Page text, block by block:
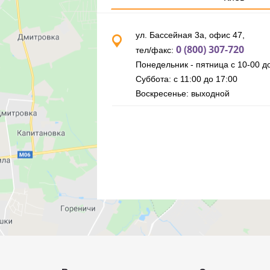
ул. Бассейная 3а, офис 47,
тел/факс: 0 (800) 307-720
Понедельник - пятница с 10-00
Суббота: с 11:00 до 17:00
Воскресенье: выходной